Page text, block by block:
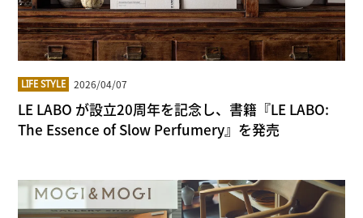
LIFE STYLE 2026/04/07
LE LABO が設立20周年を記念し、書籍『LE LABO:
The Essence of Slow Perfumery』を発売